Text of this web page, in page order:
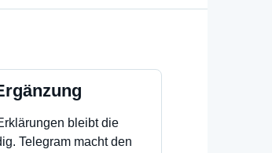
bleibt die
Telegram macht den